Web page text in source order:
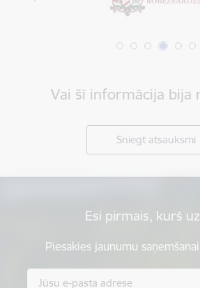
Vai šī informācija bija
Sniegt atsauksmi
Esi pirmais, kurš
Piesakies jaunumu